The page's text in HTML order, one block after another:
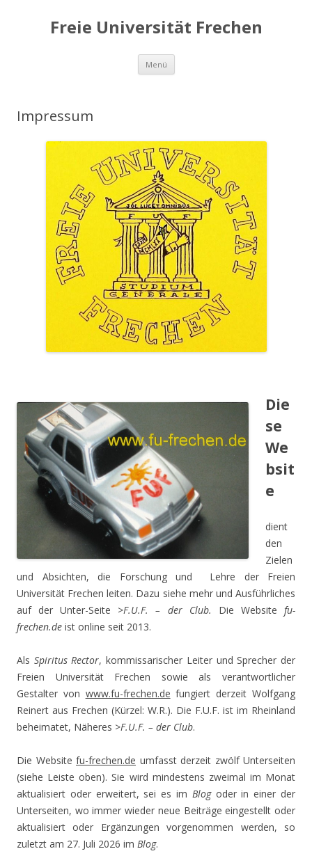
Freie Universität Frechen
Menü Zum
springen
Impressum
Die
se
We
bsit
e
dient
den
Zielen
und Absichten, die Forschung und Lehre der Freien
Universität Frechen leiten. Dazu siehe mehr und Ausführliches
auf der Unter-Seite >F.U.F. – der Club. Die Websitefu-
frechen.de ist online seit 2013.
Als Spiritus Rector, kommissarischer Leiter und Sprecher der
Freien Universität Frechen sowie als verantwortlicher
Gestalter von www.fu-frechen.de fungiert derzeit Wolfgang
Reinert aus Frechen (Kürzel: W.R.). Die F.U.F. ist im Rheinland
beheimatet, Näheres >F.U.F. – der Club.
Die Website fu-frechen.de umfasst derzeit zwölf Unterseiten
(siehe Leiste oben). Sie wird mindestens zweimal im Monat
aktualisiert oder erweitert, sei es im Blog oder in einer der
Unterseiten, wo immer wieder neue Beiträge eingestellt oder
aktualisiert oder Ergänzungen vorgenommen werden, so
zuletzt am 27. Juli 2026 im Blog.